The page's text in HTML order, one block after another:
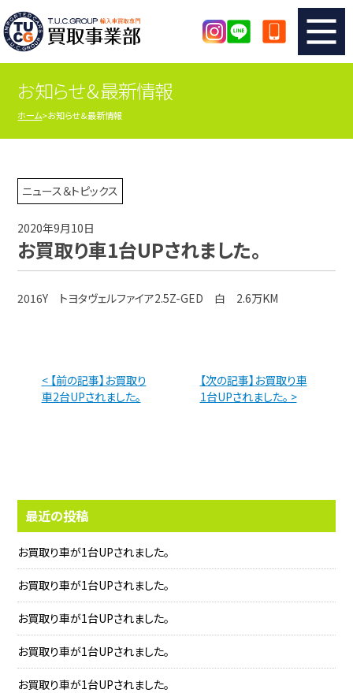
TUCのカンタン査定
査定の注意事項 メーカー別査定フォーム
TUCの買取実績
店舗紹介
お知らせ＆最新情報
ホーム お知らせ＆最新情報
ニュース＆トピックス
2020年9月10日
お買取り車1台UPされました。
2016Y トヨタヴェルファイア2.5Z-GED 白 2.6万KM
< 【前の記事】お買取り
車2台UPされました。
【次の記事】お買取り車
1台UPされました。 >
最近の投稿
お買取り車が1台UPされました。
お買取り車が1台UPされました。
お買取り車が1台UPされました。
お買取り車が1台UPされました。
お買取り車が1台UPされました。